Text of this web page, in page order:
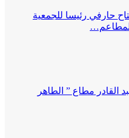
حارفي رئيسا للجمعية
القادر مطاع ” الطاهر